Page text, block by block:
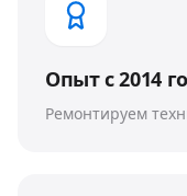
Опыт с 2014
Ремонтируем